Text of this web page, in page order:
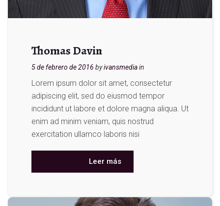
Thomas Davin
5 de febrero de 2016 byivansmediain
Lorem ipsum dolor sit amet, consectetur
adipiscing elit, sed do eiusmod tempor
incididunt ut labore et dolore magna aliqua. Ut
enim ad minim veniam, quis nostrud
exercitation ullamco laboris nisi
Leer más